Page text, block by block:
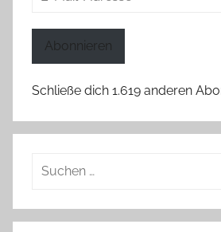
Abonnieren
Schließe dich 1.619 anderen
Suchen